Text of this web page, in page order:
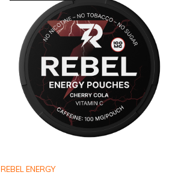
REBEL ENERGY